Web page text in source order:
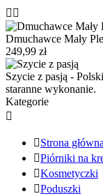
 
Dmuchawce Mały
249,99 zł
Szycie z pasją -
staranne wykonanie.
Kategorie

Strona
Piórniki na
Kosmetyczki
Poduszki